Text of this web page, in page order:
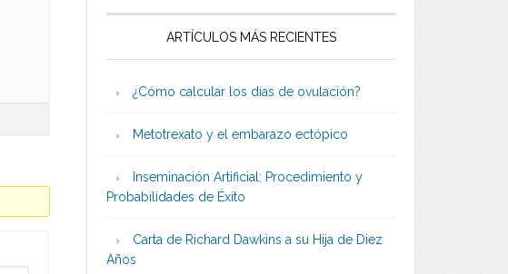
ARTÍCULOS MÁS RECIENTES
¿Cómo calcular los días de ovulación?
Metotrexato y el embarazo ectópico
Inseminación Artificial: Procedimiento y
Probabilidades de Éxito
Carta de Richard Dawkins a su Hija de Diez
Años